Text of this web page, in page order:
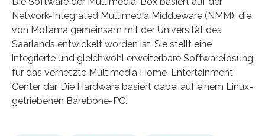
Network-Integrated Multimedia Middleware (NMM), die
von Motama gemeinsam mit der Universität des
Saarlands entwickelt worden ist. Sie stellt eine
integrierte und gleichwohl erweiterbare Softwarelösung
für das vernetzte Multimedia Home-Entertainment
Center dar. Die Hardware basiert dabei auf einem Linux-
getriebenen Barebone-PC.